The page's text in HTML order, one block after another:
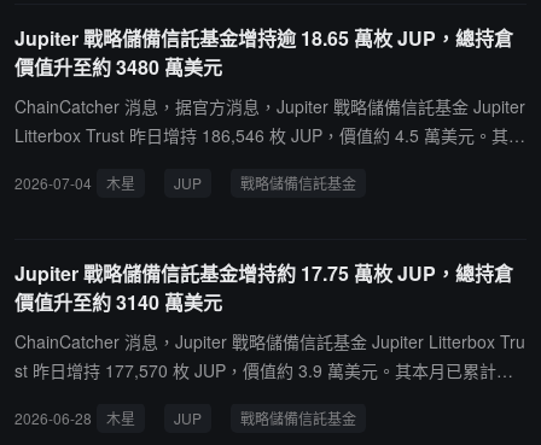
Jupiter 戰略儲備信託基金增持逾 18.65 萬枚 JUP，總持倉
價值升至約 3480 萬美元
ChainCatcher 消息，据官方消息，Jupiter 戰略儲備信託基金 Jupiter
Litterbox Trust 昨日增持 186,546 枚 JUP，價值約 4.5 萬美元。其本
買總量為 145,028,229 枚，價值約 3480 萬美元。Jupiter 戰略儲備
幣，常被社區戲稱為"貓砂盆信託"。
2026-07-04 木星 JUP 戰略儲備信託基金
Jupiter 戰略儲備信託基金增持約 17.75 萬枚 JUP，總持倉
價值升至約 3140 萬美元
ChainCatcher 消息，Jupiter 戰略儲備信託基金 Jupiter Litterbox Tru
st 昨日增持 177,570 枚 JUP，價值約 3.9 萬美元。其本月已累計購
142,703,464 枚，價值約 3140 萬美元。Jupiter 戰略儲備信託基金是
2026-06-28 木星 JUP 戰略儲備信託基金